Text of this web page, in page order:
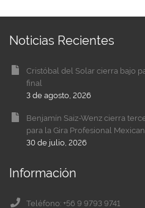
Noticias Recientes
Cristóbal del Solar cierra bajo
final
3 de agosto, 2026
Benjamín Saiz-Wenz cierra
para la Gira Profesional
30 de julio, 2026
Información
Teléfono: +56 9 9793 9741